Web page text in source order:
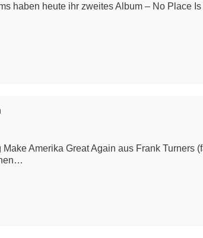
haben heute ihr zweites Album – No Place
Amerika Great Again aus Frank Turners